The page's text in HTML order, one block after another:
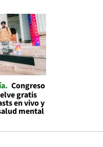
Congreso
gratis
en vivo y
mental